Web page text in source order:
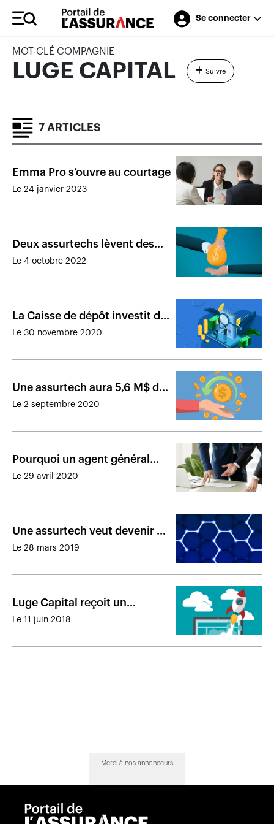
Se connecter
MOT-CLÉ COMPAGNIE
LUGE CAPITAL Suivre
7 ARTICLES
Emma Pro s’ouvre au courtage
Le 24 janvier 2023
Deux assurtechs lèvent des
fonds pour se renforcer au
Le 4 octobre 2022
La Caisse de dépôt investit de
nouveau en assurance de
Le 30 novembre 2020
Une assurtech aura 5,6 M$ de
plus en poche pour poursuivre
Le 2 septembre 2020
Pourquoi un agent général
s’est associé à une assurtech
Le 29 avril 2020
Une assurtech veut devenir «
l’Amazon de l’industrie de
Le 28 mars 2019
Luge Capital reçoit un
financement de 75 M$
Le 11 juin 2018
Merci à nos annonceurs